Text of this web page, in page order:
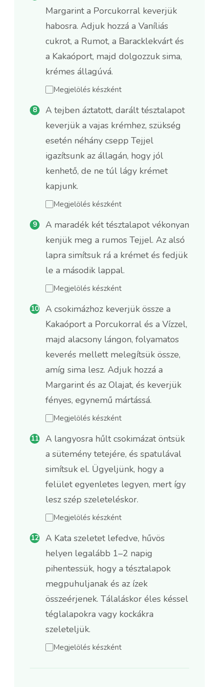
Margarint a Porcukorral keverjük
habosra. Adjuk hozzá a Vaníliás
cukrot, a Rumot, a Baracklekvárt és
a Kakaóport, majd dolgozzuk sima,
krémes állagúvá.
Megjelölés készként
A tejben áztatott, darált tésztalapot
keverjük a vajas krémhez, szükség
esetén néhány csepp Tejjel
igazítsunk az állagán, hogy jól
kenhető, de ne túl lágy krémet
kapjunk.
Megjelölés készként
A maradék két tésztalapot vékonyan
kenjük meg a rumos Tejjel. Az alsó
lapra simítsuk rá a krémet és fedjük
le a második lappal.
Megjelölés készként
A csokimázhoz keverjük össze a
Kakaóport a Porcukorral és a Vízzel,
majd alacsony lángon, folyamatos
keverés mellett melegítsük össze,
amíg sima lesz. Adjuk hozzá a
Margarint és az Olajat, és keverjük
fényes, egynemű mártássá.
Megjelölés készként
A langyosra hűlt csokimázat öntsük
a sütemény tetejére, és spatulával
simítsuk el. Ügyeljünk, hogy a
felület egyenletes legyen, mert így
lesz szép szeleteléskor.
Megjelölés készként
A Kata szeletet lefedve, hűvös
helyen legalább 1–2 napig
pihentessük, hogy a tésztalapok
megpuhuljanak és az ízek
összeérjenek. Tálaláskor éles késsel
téglalapokra vagy kockákra
szeleteljük.
Megjelölés készként